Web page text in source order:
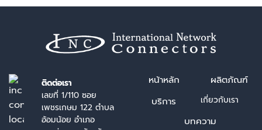
ติดต่อเรา
เลขที่ 1/110 ซอย
เพชรเกษม 122 ตำบล
อ้อมน้อย อำเภอ
หน้าหลัก
ผลิตภัณฑ์
บริการ
เกี่ยวกับเรา
บทความ